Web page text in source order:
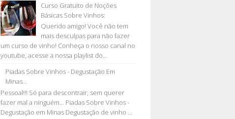
Curso Gratuito de Noções
Básicas Sobre Vinhos:
Querido amigo! Você não tem
mais desculpas para não fazer
um curso de vinho! Conheça o nosso canal no
youtube, acesse a nossa playlist do...
Piadas Sobre Vinhos - Degustação Em
Minas...
Pessoal!!! Só para descontrair, sem querer
fazer mal a ninguém... Piadas Sobre Vinhos -
Degustação em Minas Degustação de vinho ...